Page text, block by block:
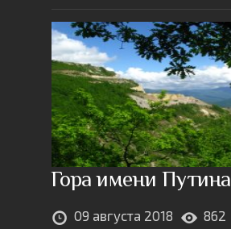
Гора имени Путина
09 августа 2018 862